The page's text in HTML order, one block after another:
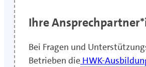
Ihre
Bei Fragen und
Betrieben die HWK-